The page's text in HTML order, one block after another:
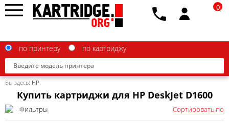
по принтеру по картриджу
0
Вы здесь: HP
Купить картриджи для HP DeskJet D1600
Фильтры Сортировать по